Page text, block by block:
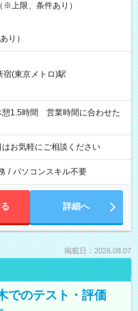
上限、条件あり）
り）
宿(東京メトロ)駅
お気軽にご相談ください
/ パソコンスキル不要
詳細へ
掲載日：2026.08.07
でのテスト・評価